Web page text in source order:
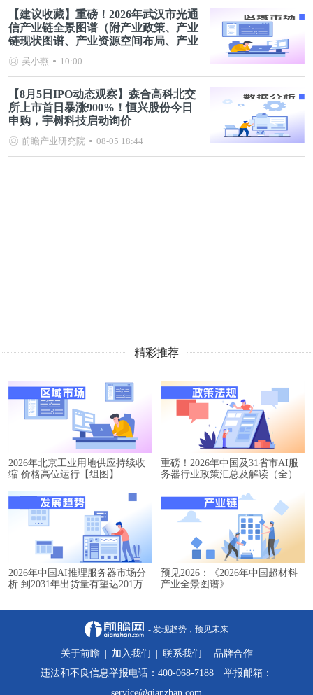
【建议收藏】重磅！2026年武汉市光通
信产业链全景图谱（附产业政策、产业
链现状图谱、产业资源空间布局、产业
链发展规划）
吴小燕 10:00
【8月5日IPO动态观察】森合高科北交
所上市首日暴涨900%！恒兴股份今日
申购，宇树科技启动询价
前瞻产业研究院 08-05 18:44
精彩推荐
2026年北京工业用地供应持续收
缩 价格高位运行【组图】
重磅！2026年中国及31省市AI服
务器行业政策汇总及解读（全）
2026年中国AI推理服务器市场分
析 到2031年出货量有望达201万
预见2026：《2026年中国超材料
产业全景图谱》
- 发现趋势，预见未来
关于前瞻 加入我们 联系我们
品牌合作
违法和不良信息举报电话：400-068-7188 举报邮箱：
service@qianzhan.com